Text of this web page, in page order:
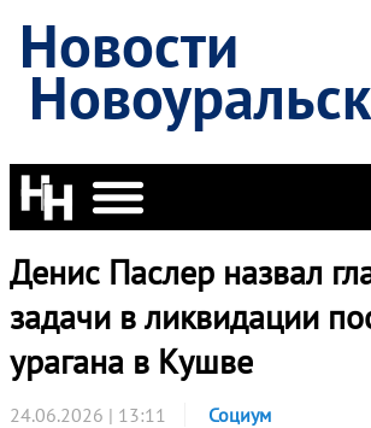
Новости
Денис Паслер назвал
задачи в ликвидации
урагана в Кушве
24.06.2026 | 13:11 Социум